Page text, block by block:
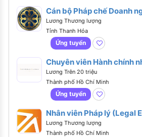
Cán bộ Pháp chế Doanh
Lương Thương lượng
Tỉnh Thanh Hóa
Ứng tuyển
Chuyên viên Hành chính
Anh hoặc tiếng Trung
Lương Trên 20 triệu
Thành phố Hồ Chí Minh
Ứng tuyển
Nhân viên Pháp lý (Legal
Lương Thương lượng
Thành phố Hồ Chí Minh